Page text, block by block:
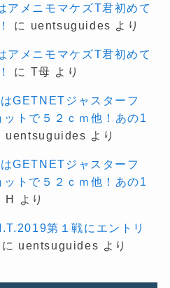
アメニモマケズT君初めて
に uentsuguides より
アメニモマケズT君初めて
に T母 より
GETNETジャスターフ
トで５２ｃｍ他！あの1
uentsuguides より
GETNETジャスターフ
トで５２ｃｍ他！あの1
H より
第１戦にエントリ
に uentsuguides より